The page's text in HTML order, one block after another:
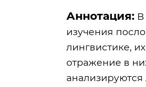
Аннотация: В
изучения
лингвистике,
отражение в
анализируются